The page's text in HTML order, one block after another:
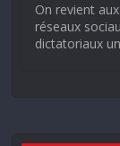
On revient
réseaux
dictatoriaux